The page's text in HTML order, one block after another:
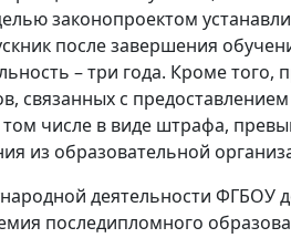
законопроектом
после завершения
– три года. Кроме того,
связанных с
числе в виде штрафа,
из образовательной
деятельности ФГБОУ
последипломного